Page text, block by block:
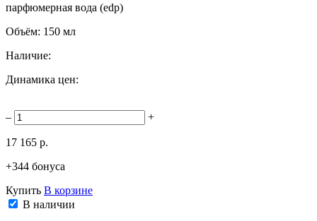
парфюмерная вода (edp)
Объём: 150 мл
Наличие:
Динамика цен:
– +
17 165 р.
+344 бонуса
Купить В корзине
В наличии